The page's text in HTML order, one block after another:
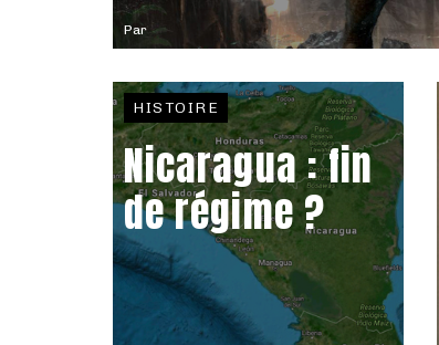
Par
HISTOIRE
Nicaragua : fin
de régime ?